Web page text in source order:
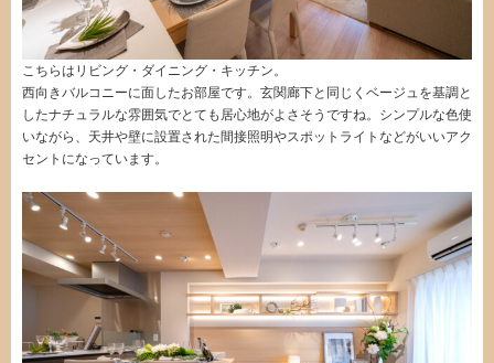
こちらはリビング・ダイニング・キッチン。
西向きバルコニーに面したお部屋です。玄関廊下と同じくベージュを基調と
したナチュラルな雰囲気でとても居心地がよさそうですね。シンプルな色使
いながら、天井や壁に設置された間接照明やスポットライトなどがいいアク
セントになっています。